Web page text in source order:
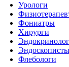
Урологи
Фониатры
Хирурги
Эндоскописты
Флебологи